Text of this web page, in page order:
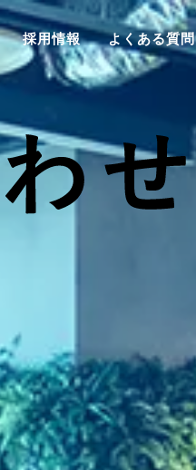
採用情報 よくある質問